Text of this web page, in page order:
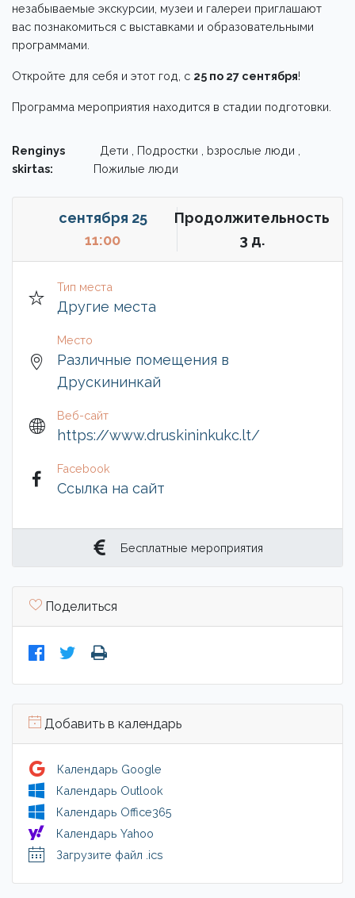
незабываемые экскурсии, музеи и галереи приглашают
вас познакомиться с выставками и образовательными
программами.
Откройте для себя и этот год, с 25 по 27 сентября!
Программа мероприятия находится в стадии подготовки.
Renginys
skirtas:
Дети , Подростки , bзрослые люди ,
Пожилые люди
сентября 25
11:00
Продолжительность
3 д.
Тип места
Другие места
Место
Различные помещения в
Друскининкай
Веб-сайт
https://www.druskininkukc.lt/
Facebook
Ссылка на сайт
Бесплатные мероприятия
Поделиться
Добавить в календарь
Календарь Google
Календарь Outlook
Календарь Office365
Календарь Yahoo
Загрузите файл .ics